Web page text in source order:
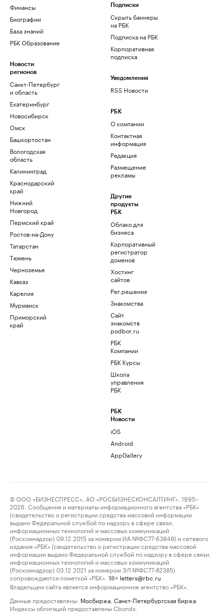
Финансы
Биографии
База знаний
РБК Образование
Новости
регионов
Санкт-Петербург
и область
Екатеринбург
Новосибирск
Омск
Башкортостан
Вологодская
область
Калининград
Краснодарский
край
Нижний
Новгород
Пермский край
Ростов-на-Дону
Татарстан
Тюмень
Черноземье
Кавказ
Карелия
Мурманск
Приморский
край
Подписки
Скрыть баннеры
на РБК
Подписка на РБК
Корпоративная
подписка
Уведомления
RSS Новости
РБК
О компании
Контактная
информация
Редакция
Размещение
рекламы
Другие
продукты
РБК
Облако для
бизнеса
Корпоративный
регистратор
доменов
Хостинг
сайтов
Рег.решения
Знакомства
Сайт
знакомств
podbor.ru
РБК
Компании
РБК Курсы
Школа
управления
РБК
РБК
Новости
iOS
Android
AppGallery
© ООО «БИЗНЕСПРЕСС», АО «РОСБИЗНЕСКОНСАЛТИНГ», 1995–
2026. Сообщения и материалы информационного агентства «РБК»
(свидетельство о регистрации средства массовой информации
выдано Федеральной службой по надзору в сфере связи,
информационных технологий и массовых коммуникаций
(Роскомнадзор) 09.12.2015 за номером ИА №ФС77-63848) и сетевого
издания «РБК» (свидетельство о регистрации средства массовой
информации выдано Федеральной службой по надзору в сфере связи,
информационных технологий и массовых коммуникаций
(Роскомнадзор) 03.12.2021 за номером ЭЛ №ФС77-82385)
сопровождаются пометкой «РБК».
18+ letters@rbc.ru
Владельцем сайта является информационное агентство «РБК».
Данные предоставлены: Мосбиржа Санкт-Петербургская биржа
Индексы облигаций предоставлены Cbonds.